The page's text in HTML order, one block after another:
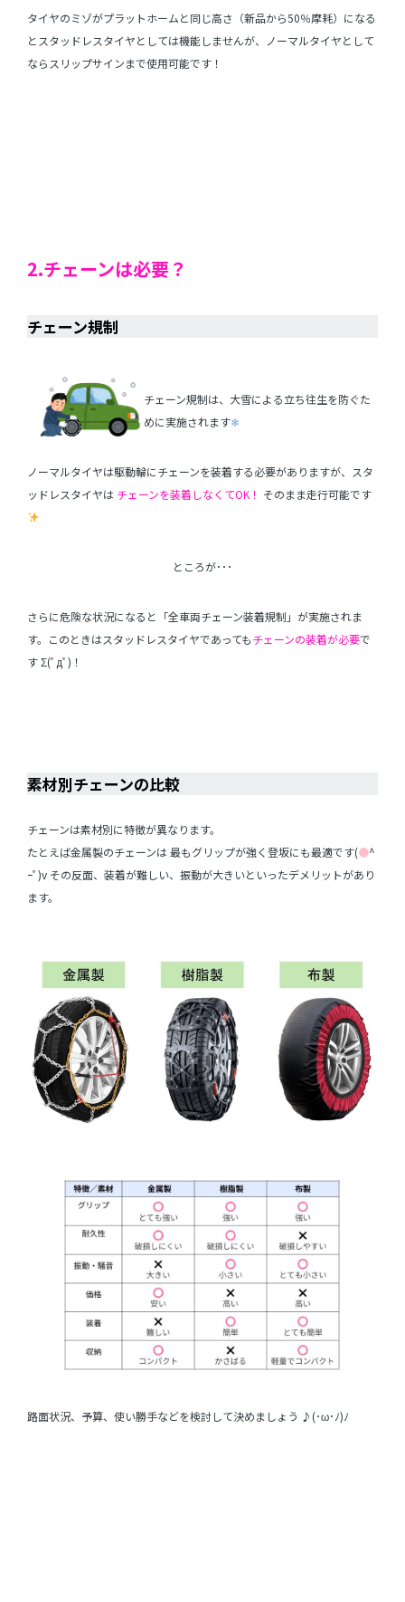
タイヤのミゾがプラットホームと同じ高さ（新品から50％摩耗）になる
とスタッドレスタイヤとしては機能しませんが、ノーマルタイヤとして
ならスリップサインまで使用可能です！
2.チェーンは必要？
チェーン規制
チェーン規制は、大雪による立ち往生を防ぐた
めに実施されます❄
ノーマルタイヤは駆動輪にチェーンを装着する必要がありますが、スタ
ッドレスタイヤは チェーンを装着しなくてOK！ そのまま走行可能です
ところが･･･
さらに危険な状況になると「全車両チェーン装着規制」が実施されま
す。このときはスタッドレスタイヤであってもチェーンの装着が必要で
す Σ(ﾟдﾟ)！
素材別チェーンの比較
チェーンは素材別に特徴が異なります。
たとえば金属製のチェーンは 最もグリップが強く登坂にも最適です(●^
ｰﾟ)v その反面、装着が難しい、振動が大きいといったデメリットがあり
ます。
路面状況、予算、使い勝手などを検討して決めましょう ♪(･ω･ﾉ)ﾉ